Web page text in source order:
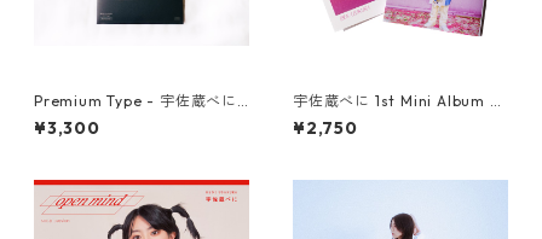
USABENI GOODS
Gymnastics Club
Premium Type - 宇佐蔵べに3
rd Single『コズミックドレ
ス』
¥3,300
宇佐蔵べに 1st Mini Album "N
EW" New Edition
¥2,750